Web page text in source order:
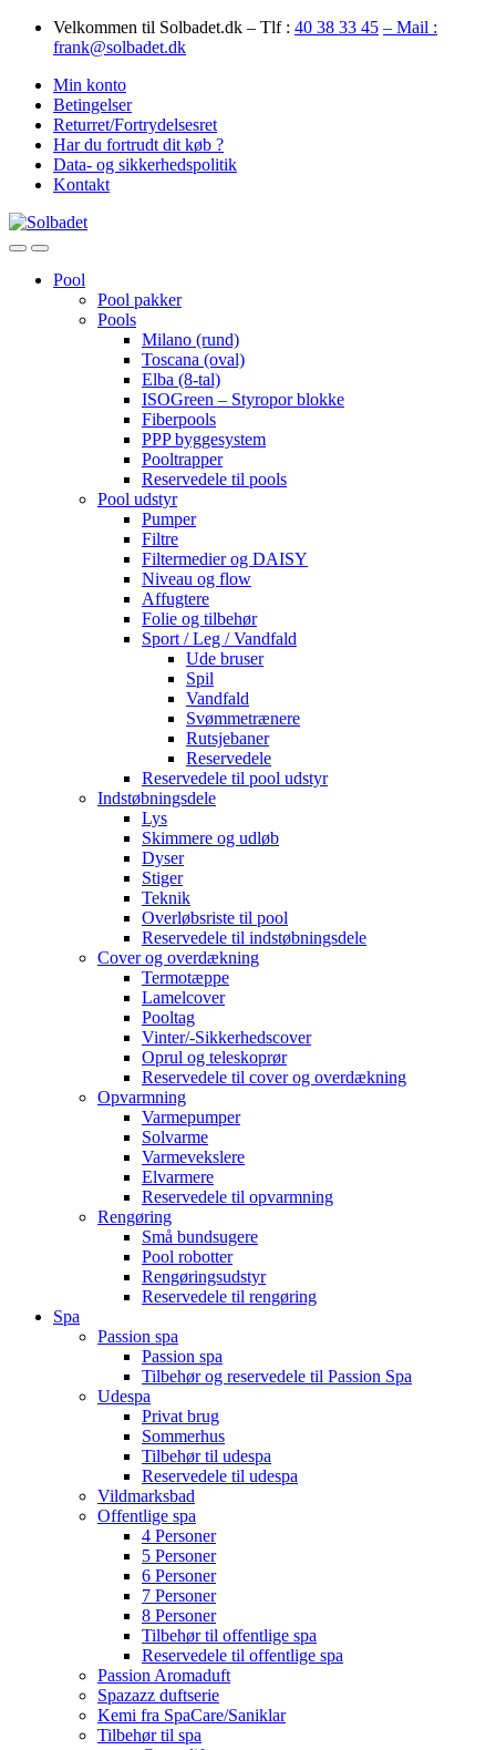
Skip
Skip
Velkommen til Solbadet.dk – Tlf : 40 38 33 45 – Mail :
frank@solbadet.dk
Min konto
Betingelser
Returret/Fortrydelsesret
Har du fortrudt dit køb ?
Data- og sikkerhedspolitik
Kontakt
OpenClose
Pool
Pool pakker
Pools
Milano (rund)
Toscana (oval)
Elba (8-tal)
ISOGreen – Styropor blokke
Fiberpools
PPP byggesystem
Pooltrapper
Reservedele til pools
Pool udstyr
Pumper
Filtre
Filtermedier og DAISY
Niveau og flow
Affugtere
Folie og tilbehør
Sport / Leg / Vandfald
Ude bruser
Spil
Vandfald
Svømmetrænere
Rutsjebaner
Reservedele
Reservedele til pool udstyr
Indstøbningsdele
Lys
Skimmere og udløb
Dyser
Stiger
Teknik
Overløbsriste til pool
Reservedele til indstøbningsdele
Cover og overdækning
Termotæppe
Lamelcover
Pooltag
Vinter/-Sikkerhedscover
Oprul og teleskoprør
Reservedele til cover og overdækning
Opvarmning
Varmepumper
Solvarme
Varmevekslere
Elvarmere
Reservedele til opvarmning
Rengøring
Små bundsugere
Pool robotter
Rengøringsudstyr
Reservedele til rengøring
Spa
Passion spa
Passion spa
Tilbehør og reservedele til Passion Spa
Udespa
Privat brug
Sommerhus
Tilbehør til udespa
Reservedele til udespa
Vildmarksbad
Offentlige spa
4 Personer
5 Personer
6 Personer
7 Personer
8 Personer
Tilbehør til offentlige spa
Reservedele til offentlige spa
Passion Aromaduft
Spazazz duftserie
Kemi fra SpaCare/Saniklar
Tilbehør til spa